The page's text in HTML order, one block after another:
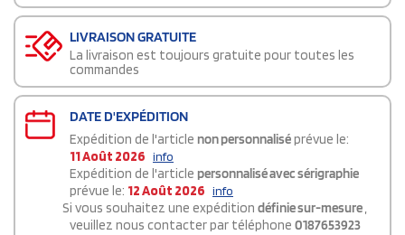
LIVRAISON GRATUITE
La livraison est toujours gratuite pour toutes les
commandes
DATE D'EXPÉDITION
Expédition de l'article non personnaliséprévue le:
11 Août 2026 info
Expédition de l'article personnalisé avec sérigraphie
prévue le: 12 Août 2026 info
Si vous souhaitez une expédition définie sur-mesure,
veuillez nous contacter par téléphone 0187653923